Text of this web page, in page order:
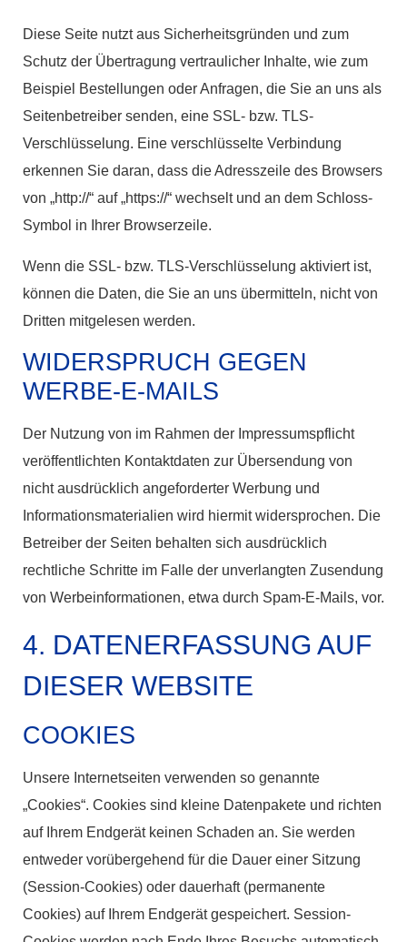
Diese Seite nutzt aus Sicherheitsgründen und zum
Schutz der Übertragung vertraulicher Inhalte, wie zum
Beispiel Bestellungen oder Anfragen, die Sie an uns als
Seitenbetreiber senden, eine SSL- bzw. TLS-
Verschlüsselung. Eine verschlüsselte Verbindung
erkennen Sie daran, dass die Adresszeile des Browsers
von „http://“ auf „https://“ wechselt und an dem Schloss-
Symbol in Ihrer Browserzeile.
Wenn die SSL- bzw. TLS-Verschlüsselung aktiviert ist,
können die Daten, die Sie an uns übermitteln, nicht von
Dritten mitgelesen werden.
WIDERSPRUCH GEGEN
WERBE-E-MAILS
Der Nutzung von im Rahmen der Impressumspflicht
veröffentlichten Kontaktdaten zur Übersendung von
nicht ausdrücklich angeforderter Werbung und
Informationsmaterialien wird hiermit widersprochen. Die
Betreiber der Seiten behalten sich ausdrücklich
rechtliche Schritte im Falle der unverlangten Zusendung
von Werbeinformationen, etwa durch Spam-E-Mails, vor.
4. DATENERFASSUNG AUF
DIESER WEBSITE
COOKIES
Unsere Internetseiten verwenden so genannte
„Cookies“. Cookies sind kleine Datenpakete und richten
auf Ihrem Endgerät keinen Schaden an. Sie werden
entweder vorübergehend für die Dauer einer Sitzung
(Session-Cookies) oder dauerhaft (permanente
Cookies) auf Ihrem Endgerät gespeichert. Session-